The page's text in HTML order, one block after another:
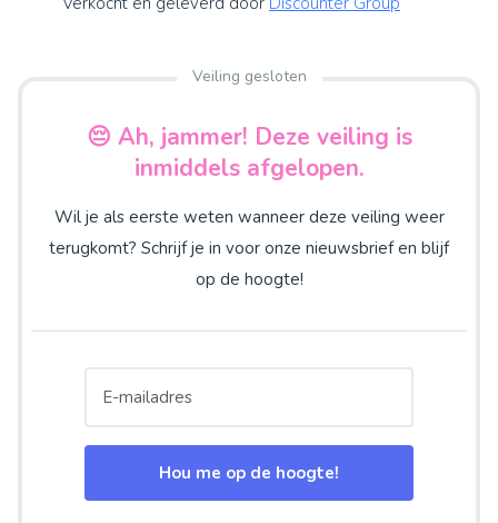
Veiling gesloten
😔 Ah, jammer! Deze veiling is
inmiddels afgelopen.
Wil je als eerste weten wanneer deze veiling weer
terugkomt? Schrijf je in voor onze nieuwsbrief en blijf
op de hoogte!
Hou me op de hoogte!